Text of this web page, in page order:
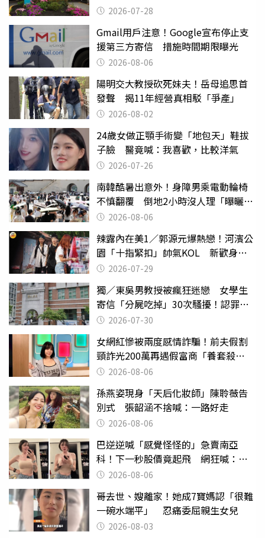
2026-07-28
Gmail用戶注意！Google宣布停止支
援第三方寄信 措施時間期限曝光
2026-08-06
陽明交大教授砍死妹夫！岳母追思首
發聲 揭11年經營真相駁「爭產」
2026-08-02
24歲女做正顎手術變「地包天」鞋拔
子臉 醫竟喊：我喜歡，比較洋氣
2026-07-26
南韓酷暑出意外！身障男乘電動輪椅
不慎翻覆 倒地2小時沒人理「曝曬
亡」2026-08-06
辣露內在美1／郭源元爆熱戀！河濱公
園「十指緊扣」帥氣KOL 新歡身份
曝光2026-07-29
獨／東吳男教授被瘋狂迷戀 女學生
寄信「分屍吃掉」30次騷擾！認罪免
關 2026-07-30
女網紅慘被兩度感情詐騙！前夫假割
頸詐光200萬再遇假富商「養套殺
2000萬」
2026-08-06
孫燕姿現身「天后化妝師」陳聆薇告
別式 張韶涵不捨喊：一路好走
2026-08-06
巴逆逆喊「感覺怪怪的」急賣南亞
科！下一秒股價竟起飛 網狂喊：大V
天龍2026-08-06
哥去世、嫂離家！她成7寶媽認「很難
一碗水端平」 忍痛委屈親生女兒
2026-08-03